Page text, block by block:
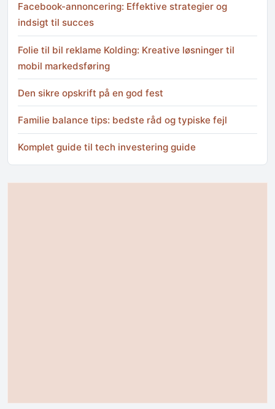
Facebook-annoncering: Effektive strategier og
indsigt til succes
Folie til bil reklame Kolding: Kreative løsninger til
mobil markedsføring
Den sikre opskrift på en god fest
Familie balance tips: bedste råd og typiske fejl
Komplet guide til tech investering guide